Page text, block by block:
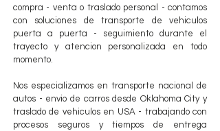
compra - venta o traslado personal - contamos
con soluciones de transporte de vehiculos
puerta a puerta - seguimiento durante el
trayecto y atencion personalizada en todo
momento.
Nos especializamos en transporte nacional de
autos - envio de carros desde Oklahoma City y
traslado de vehiculos en USA - trabajando con
procesos seguros y tiempos de entrega